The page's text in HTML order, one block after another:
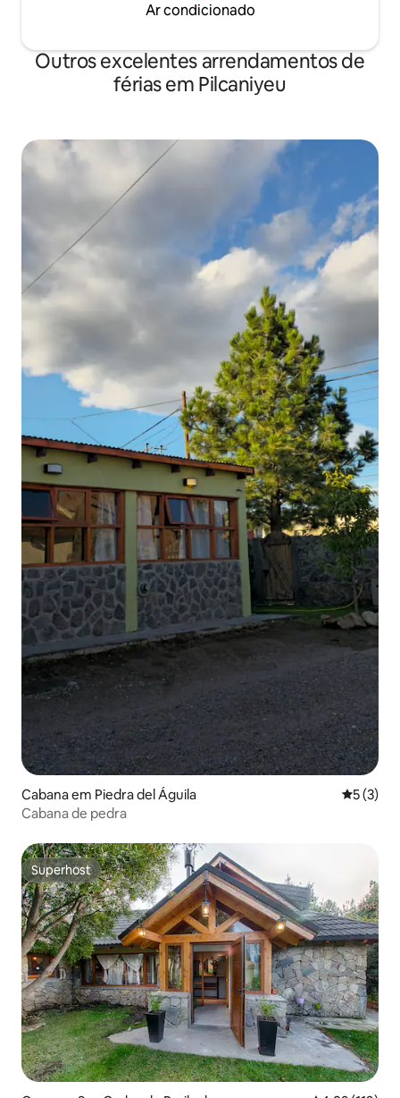
Ar condicionado
Outros excelentes arrendamentos de
férias em Pilcaniyeu
Cabana em Piedra del Águila
5 (3)
Cabana de pedra
Superhost
Superhost